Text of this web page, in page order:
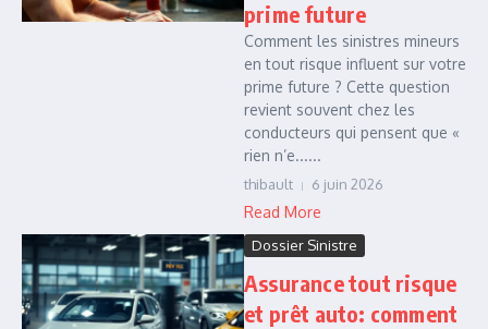
prime future
Comment les sinistres mineurs
en tout risque influent sur votre
prime future ? Cette question
revient souvent chez les
conducteurs qui pensent que «
rien n’e......
thibault 6 juin 2026
Read More
Dossier Sinistre
Assurance tout risque
et prêt auto: comment